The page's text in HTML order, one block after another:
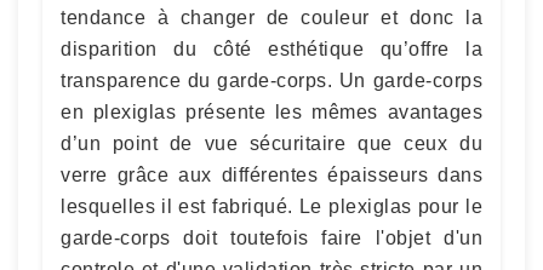
tendance à changer de couleur et donc la
disparition du côté esthétique qu’offre la
transparence du garde-corps. Un garde-corps
en plexiglas présente les mêmes avantages
d’un point de vue sécuritaire que ceux du
verre grâce aux différentes épaisseurs dans
lesquelles il est fabriqué. Le plexiglas pour le
garde-corps doit toutefois faire l'objet d'un